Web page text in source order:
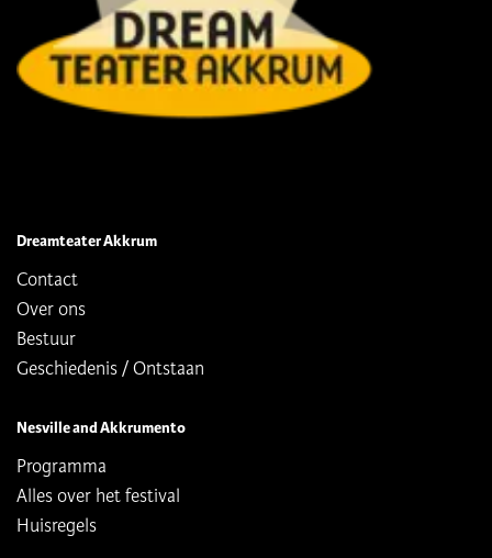
Dreamteater Akkrum
Contact
Over ons
Bestuur
Geschiedenis / Ontstaan
Nesville and Akkrumento
Programma
Alles over het festival
Huisregels